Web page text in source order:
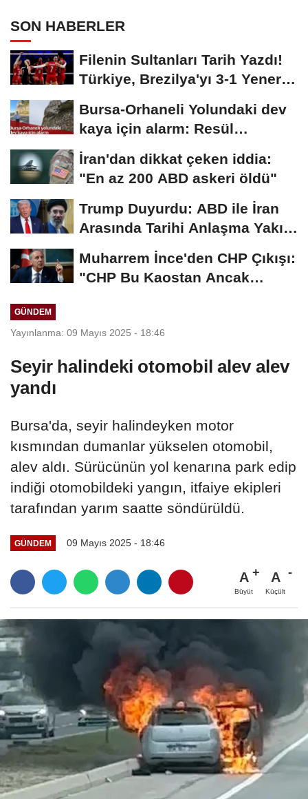
SON HABERLER
Filenin Sultanları Tarih Yazdı!
Türkiye, Brezilya'yı 3-1 Yenerek
Bursa-Orhaneli Yolundaki dev
kaya için alarm: Resül
Kaplan'dan yetkililere...
İran'dan dikkat çeken iddia:
"En az 200 ABD askeri öldü"
Trump Duyurdu: ABD ile İran
Arasında Tarihi Anlaşma Yakın!
Muharrem İnce'den CHP Çıkışı:
"CHP Bu Kaostan Ancak
GÜNDEM
Yayınlanma: 09 Mayıs 2025 - 18:46
Seyir halindeki otomobil alev alev
yandı
Bursa'da, seyir halindeyken motor
kısmından dumanlar yükselen otomobil,
alev aldı. Sürücünün yol kenarına park edip
indiği otomobildeki yangın, itfaiye ekipleri
tarafından yarım saatte söndürüldü.
GÜNDEM 09 Mayıs 2025 - 18:46
A
Büyüt
A
Küçült